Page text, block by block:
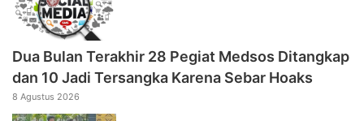
Dua Bulan Terakhir 28 Pegiat Medsos Ditangkap
dan 10 Jadi Tersangka Karena Sebar Hoaks
8 Agustus 2026